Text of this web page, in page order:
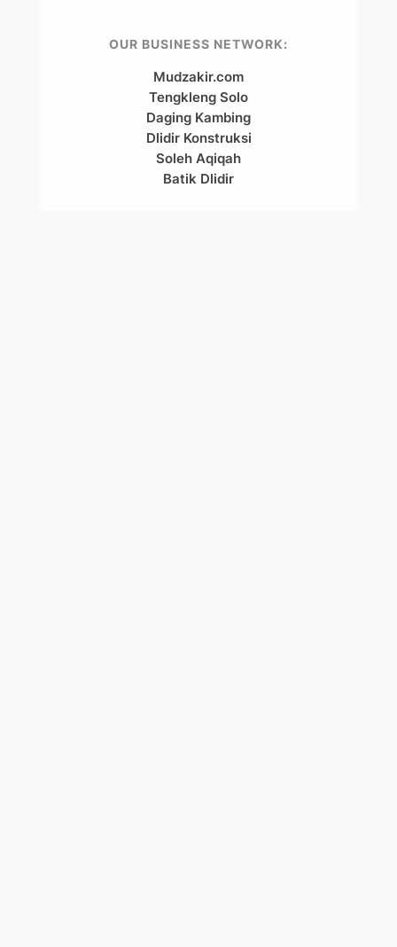
OUR BUSINESS NETWORK:
Mudzakir.com
Tengkleng Solo
Daging Kambing
Dlidir Konstruksi
Soleh Aqiqah
Batik Dlidir